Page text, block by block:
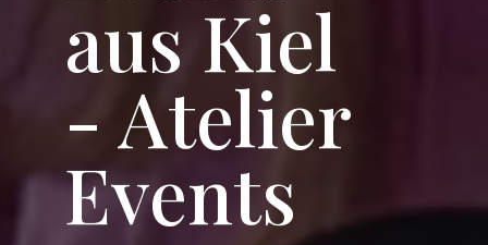
aus Kiel
- Atelier
Events